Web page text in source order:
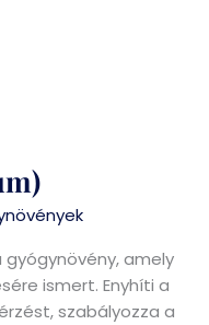
amely
ismert. Enyhíti a
szabályozza a